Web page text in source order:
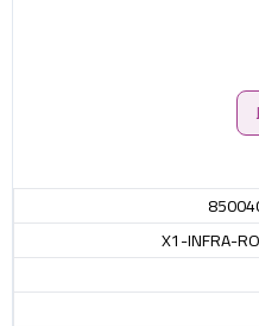
X1-INFRA-